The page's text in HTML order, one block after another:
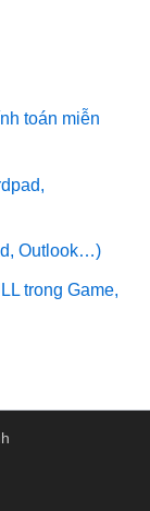
toán miễn
Outlook…)
trong Game,